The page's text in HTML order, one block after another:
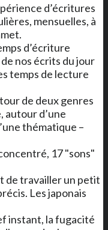
d’écritures
mensuelles, à
d’écriture
nos écrits du jour
temps de lecture
de deux genres
autour d’une
thématique –
17 "sons"
de travailler un petit
Les japonais
instant, la fugacité